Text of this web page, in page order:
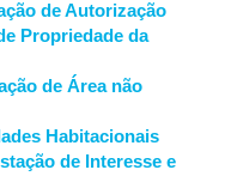
de Autorização
Propriedade da
de Área não
Habitacionais
de Interesse e